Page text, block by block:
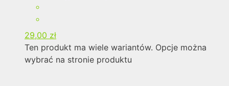
29,00 zł
Ten produkt ma wiele wariantów. Opcje można
wybrać na stronie produktu